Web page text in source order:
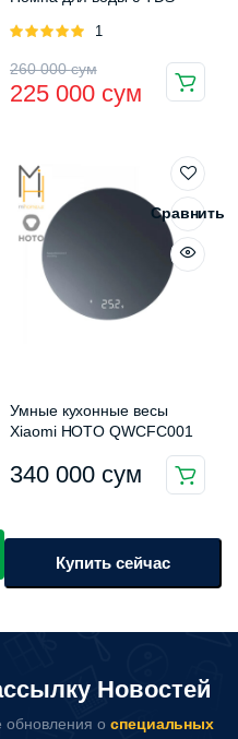
Оценка
1
260 000сум
Первоначальная
цена
260
000 сум.
225 000 сум
Текущая
цена:
000 сум.
Сравнить
Умные кухонные весы
Xiaomi HOTO QWCFC001
340 000 сум
Купить сейчас
Новостей
обновления о специальных